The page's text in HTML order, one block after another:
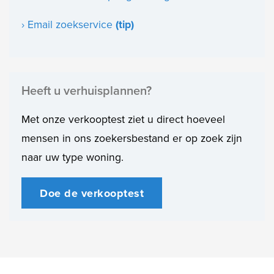
› Email zoekservice (tip)
Heeft u verhuisplannen?
Met onze verkooptest ziet u direct hoeveel
mensen in ons zoekersbestand er op zoek zijn
naar uw type woning.
Doe de verkooptest